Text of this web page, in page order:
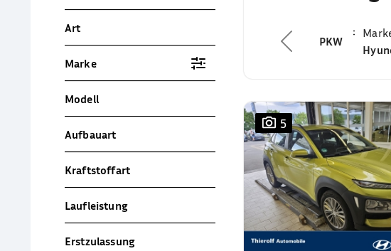
Art
Marke
Modell
Aufbauart
Kraftstoffart
Laufleistung
Erstzulassung
PKW
5